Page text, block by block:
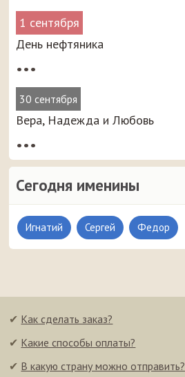
1 сентября
День нефтяника
•••
30 сентября
Вера, Надежда и Любовь
•••
Сегодня именины
Игнатий Сергей Федор
✔ Как сделать заказ?
✔ Какие способы оплаты?
✔ В какую страну можно отправить?